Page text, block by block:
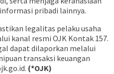
pribadi lainnya.
legalitas pelaku usaha
kanal resmi OJK Kontak 157.
dapat dilaporkan melalui
transaksi keuangan
(*OJK)